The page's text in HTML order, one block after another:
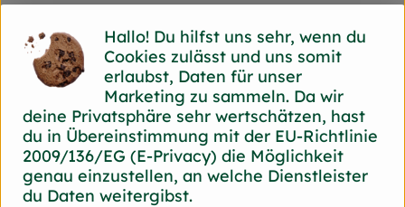
Herkunft
Hersteller: bioladen
Deutschland
bioladen
Hallo! Du hilfst uns sehr, wenn du
Cookies zulässt und uns somit
erlaubst, Daten für unser
Marketing zu sammeln. Da wir
deine Privatsphäre sehr wertschätzen, hast
du in Übereinstimmung mit der EU-Richtlinie
2009/136/EG (E-Privacy) die Möglichkeit
genau einzustellen, an welche Dienstleister
du Daten weitergibst.